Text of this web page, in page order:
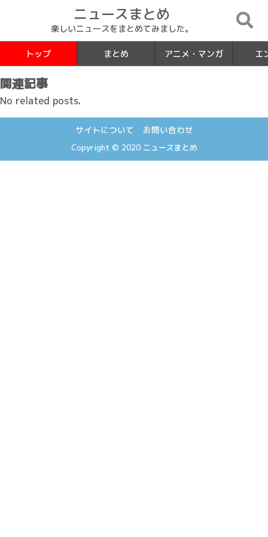
ニュースまとめ
楽しいニュースをまとめてみました。
トップ まとめ アニメ・マンガ エ
関連記事
No related posts.
サイトについて お問い合わせ
Copyright © 2020 ニュースまとめ